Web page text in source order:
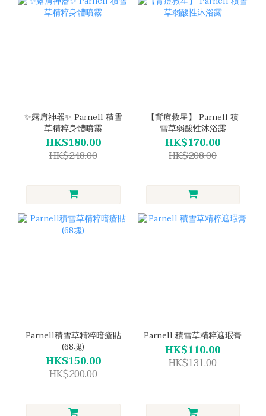
✨露肩神器✨ Parnell 積雪
草精粹身體噴霧
HK$180.00
HK$248.00
【背痘救星】 Parnell 積
雪草弱酸性沐浴露
HK$170.00
HK$208.00
Parnell積雪草精粹暗瘡貼
(68塊)
HK$150.00
HK$200.00
Parnell 積雪草精粹遮瑕膏
HK$110.00
HK$131.00